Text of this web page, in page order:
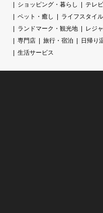
ショッピング・暮らし
テレ
ペット・癒し
ライフスタイ
ランドマーク・観光地
レジ
専門店
旅行・宿泊 日帰り
生活サービス